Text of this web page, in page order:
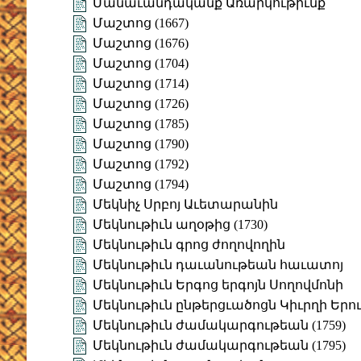
Մանաւանդականք Առարկութիւնք
Մաշտոց (1667)
Մաշտոց (1676)
Մաշտոց (1704)
Մաշտոց (1714)
Մաշտոց (1726)
Մաշտոց (1785)
Մաշտոց (1790)
Մաշտոց (1792)
Մաշտոց (1794)
Մեկնիչ Սրբոյ Աւետարանին
Մեկնութիւն աղօթից (1730)
Մեկնութիւն գրոց ժողովողին
Մեկնութիւն դաւանութեան հաւատոյ
Մեկնութիւն Երգոց երգոյն Սողովմոնի
Մեկնութիւն ընթերցւածոցն Կիւրղի
Մեկնութիւն ժամակարգութեան (1759)
Մեկնութիւն ժամակարգութեան (1795)